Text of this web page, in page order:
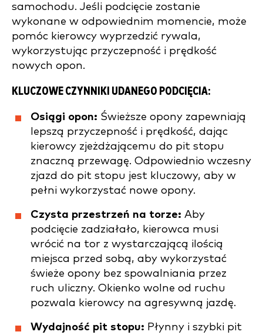
samochodu. Jeśli podcięcie zostanie
wykonane w odpowiednim momencie, może
pomóc kierowcy wyprzedzić rywala,
wykorzystując przyczepność i prędkość
nowych opon.
KLUCZOWE CZYNNIKI UDANEGO PODCIĘCIA:
Osiągi opon: Świeższe opony zapewniają
lepszą przyczepność i prędkość, dając
kierowcy zjeżdżającemu do pit stopu
znaczną przewagę. Odpowiednio wczesny
zjazd do pit stopu jest kluczowy, aby w
pełni wykorzystać nowe opony.
Czysta przestrzeń na torze: Aby
podcięcie zadziałało, kierowca musi
wrócić na tor z wystarczającą ilością
miejsca przed sobą, aby wykorzystać
świeże opony bez spowalniania przez
ruch uliczny. Okienko wolne od ruchu
pozwala kierowcy na agresywną jazdę.
Wydajność pit stopu: Płynny i szybki pit